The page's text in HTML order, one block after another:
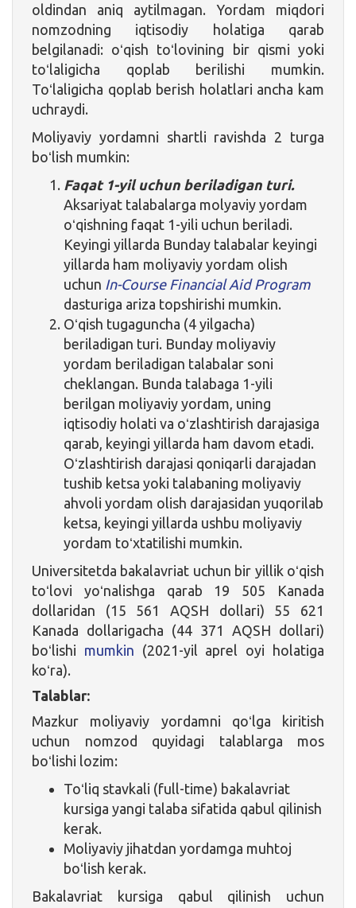
oldindan aniq aytilmagan. Yordam miqdori
nomzodning iqtisodiy holatiga qarab
belgilanadi: oʻqish toʻlovining bir qismi yoki
toʻlaligicha qoplab berilishi mumkin.
Toʻlaligicha qoplab berish holatlari ancha kam
uchraydi.
Moliyaviy yordamni shartli ravishda 2 turga
boʻlish mumkin:
Faqat 1-yil uchun beriladigan turi.
Aksariyat talabalarga molyaviy yordam
oʻqishning faqat 1-yili uchun beriladi.
Keyingi yillarda Bunday talabalar keyingi
yillarda ham moliyaviy yordam olish
uchun In-Course Financial Aid Program
dasturiga ariza topshirishi mumkin.
Oʻqish tugaguncha (4 yilgacha)
beriladigan turi. Bunday moliyaviy
yordam beriladigan talabalar soni
cheklangan. Bunda talabaga 1-yili
berilgan moliyaviy yordam, uning
iqtisodiy holati va oʻzlashtirish darajasiga
qarab, keyingi yillarda ham davom etadi.
Oʻzlashtirish darajasi qoniqarli darajadan
tushib ketsa yoki talabaning moliyaviy
ahvoli yordam olish darajasidan yuqorilab
ketsa, keyingi yillarda ushbu moliyaviy
yordam toʻxtatilishi mumkin.
Universitetda bakalavriat uchun bir yillik oʻqish
toʻlovi yoʻnalishga qarab 19 505 Kanada
dollaridan (15 561 AQSH dollari) 55 621
Kanada dollarigacha (44 371 AQSH dollari)
boʻlishi mumkin (2021-yil aprel oyi holatiga
koʻra).
Talablar:
Mazkur moliyaviy yordamni qoʻlga kiritish
uchun nomzod quyidagi talablarga mos
boʻlishi lozim:
Toʻliq stavkali (full-time) bakalavriat
kursiga yangi talaba sifatida qabul qilinish
kerak.
Moliyaviy jihatdan yordamga muhtoj
boʻlish kerak.
Bakalavriat kursiga qabul qilinish uchun